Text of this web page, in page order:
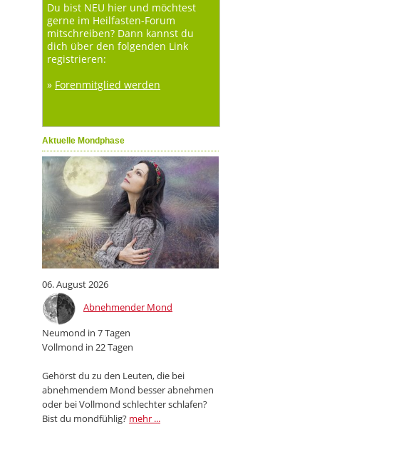
Du bist NEU hier und möchtest
gerne im Heilfasten-Forum
mitschreiben? Dann kannst du
dich über den folgenden Link
registrieren:
» Forenmitglied werden
Aktuelle Mondphase
06. August 2026
Abnehmender Mond
Neumond in 7 Tagen
Vollmond in 22 Tagen
Gehörst du zu den Leuten, die bei
abnehmendem Mond besser abnehmen
oder bei Vollmond schlechter schlafen?
Bist du mondfühlig? mehr ...